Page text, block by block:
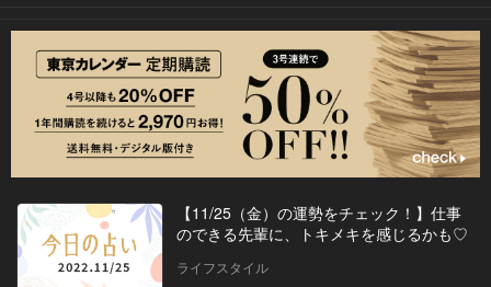
【11/25（金）の運勢をチェック！】仕事
のできる先輩に、トキメキを感じるかも♡
ライフスタイル